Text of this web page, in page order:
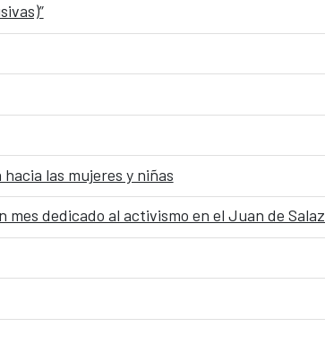
las mujeres y niñas
dedicado al activismo en el Juan de